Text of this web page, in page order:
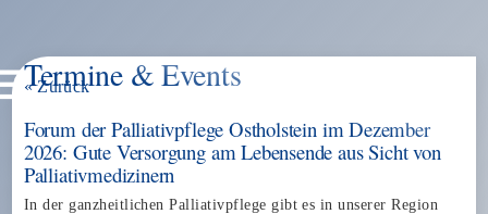
Skip
to
content
Menu
« Zurück
Termine & Events
Forum der Palliativpflege Ostholstein im Dezember
2026: Gute Versorgung am Lebensende aus Sicht von
Palliativmedizinern
In der ganzheitlichen Palliativpflege gibt es in unserer Region